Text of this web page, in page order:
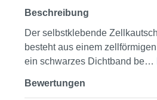
Beschreibung
Der selbstklebende
besteht aus einem
ein schwarzes Dichtband be…
Bewertungen